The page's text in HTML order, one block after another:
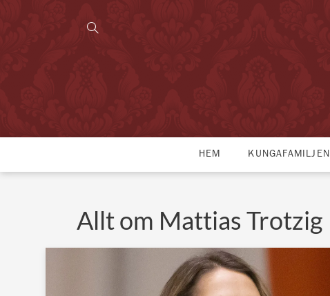
HEM KUNGAFAMILJEN
Allt om Mattias Trotzig